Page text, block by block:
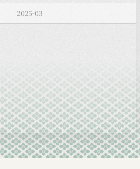
2024-11
2024-10
2024-09